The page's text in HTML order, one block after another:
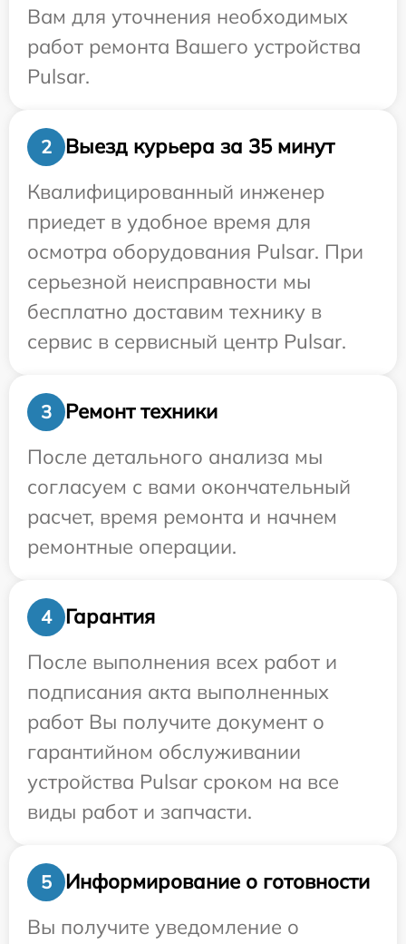
Вам для уточнения необходимых
работ ремонта Вашего устройства
Pulsar.
2
Выезд курьера за 35 минут
Квалифицированный инженер
приедет в удобное время для
осмотра оборудования Pulsar. При
серьезной неисправности мы
бесплатно доставим технику в
сервис в сервисный центр Pulsar.
3
Ремонт техники
После детального анализа мы
согласуем с вами окончательный
расчет, время ремонта и начнем
ремонтные операции.
4
Гарантия
После выполнения всех работ и
подписания акта выполненных
работ Вы получите документ о
гарантийном обслуживании
устройства Pulsar сроком на все
виды работ и запчасти.
5
Информирование о готовности
Вы получите уведомление о